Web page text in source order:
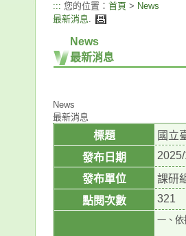
::: 您的位置： 首頁 > News
最新消息.
News
最新消息
News
最新消息
標題
國立
發布日期
發布單位
課研
點閱次數
321
一、依